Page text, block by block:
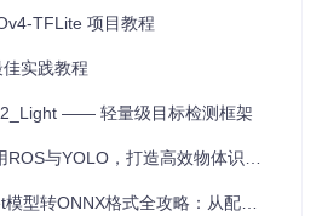
化，无论是训练还是预测，都展现出
直在跟进并升级模型，保持了与前
TFLite 项目教程
实践教程
—— 轻量级目标检测框架
与YOLO，打造高效物体识别机器人应用
格式全攻略：从配置到部署无缝衔接